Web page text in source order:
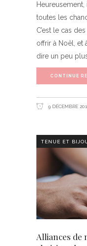
toutes les
C’est le cas
offrir à Noël, et
dire un peu
CONTINUE
9 DÉCEMBRE
TENUE ET
Alliances de